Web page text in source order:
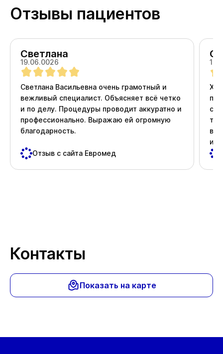
Отзывы пациентов
Светлана
19.06.0026
Светлана Васильевна очень грамотный и
вежливый специалист. Объясняет всё четко
и по делу. Процедуры проводит аккуратно и
профессионально. Выражаю ей огромную
благодарность.
Отзыв с сайта Евромед
и
Контакты
Показать на карте